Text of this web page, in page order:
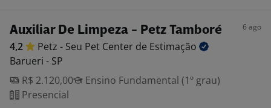
Auxiliar De Limpeza - Petz Tamboré 6 ago
4,2 Petz - Seu Pet Center de Estimação
Barueri - SP
R$ 2.120,00
Ensino Fundamental (1º grau)
Presencial